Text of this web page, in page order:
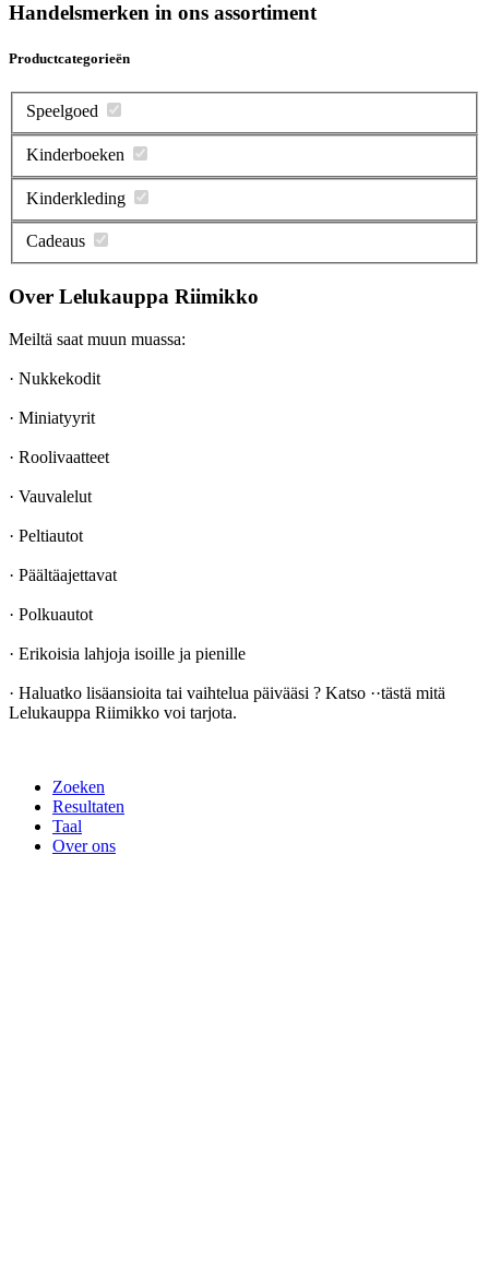
Handelsmerken in ons assortiment
Productcategorieën
Speelgoed
Kinderboeken
Kinderkleding
Cadeaus
Over Lelukauppa Riimikko
Meiltä saat muun muassa:
· Nukkekodit
· Miniatyyrit
· Roolivaatteet
· Vauvalelut
· Peltiautot
· Päältäajettavat
· Polkuautot
· Erikoisia lahjoja isoille ja pienille
· Haluatko lisäansioita tai vaihtelua päivääsi ? Katso ··tästä mitä
Lelukauppa Riimikko voi tarjota.
Zoeken
Resultaten
Taal
Over ons